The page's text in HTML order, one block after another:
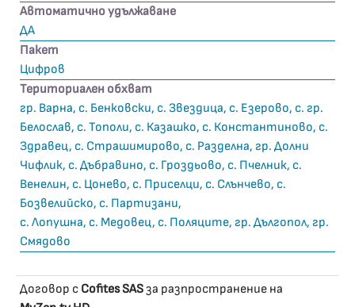
Автоматично удължаване
ДА
Пакет
Цифров
Териториален обхват
гр. Варна, с. Бенковски, с. Звездица, с. Езерово, с. гр.
Белослав, с. Тополи, с. Казашко, с. Константиново, с.
Здравец, с. Страшимирово, с. Разделна, гр. Долни
Чифлик, с. Дъбравино, с. Гроздьово, с. Пчелник, с.
Венелин, с. Цонево, с. Приселци, с. Слънчево, с.
Бозвелийско, с. Партизани,
с. Лопушна, с. Медовец, с. Поляците, гр. Дългопол, гр.
Смядово
Договор с Cofites SASза разпространение на